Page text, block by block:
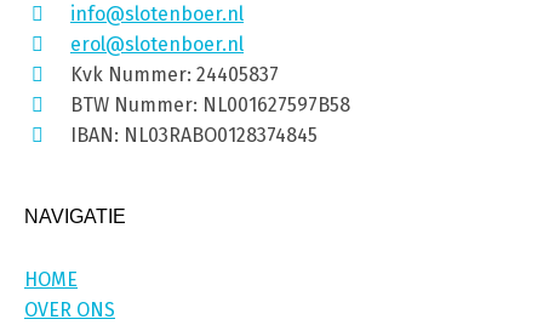
info@slotenboer.nl
erol@slotenboer.nl
Kvk Nummer: 24405837
BTW Nummer: NL001627597B58
IBAN: NL03RABO0128374845
NAVIGATIE
HOME
OVER ONS